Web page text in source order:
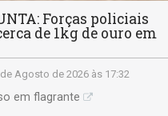
Forças policiais
de 1kg de ouro em
Agosto de 2026 às 17:32
em flagrante